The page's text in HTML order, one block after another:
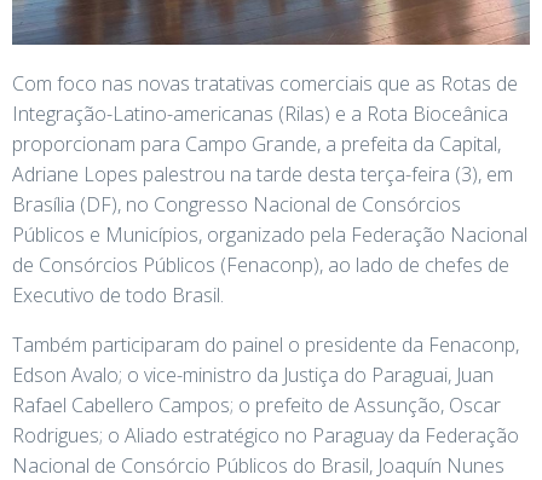
Com foco nas novas tratativas comerciais que as Rotas de
Integração-Latino-americanas (Rilas) e a Rota Bioceânica
proporcionam para Campo Grande, a prefeita da Capital,
Adriane Lopes palestrou na tarde desta terça-feira (3), em
Brasília (DF), no Congresso Nacional de Consórcios
Públicos e Municípios, organizado pela Federação Nacional
de Consórcios Públicos (Fenaconp), ao lado de chefes de
Executivo de todo Brasil.
Também participaram do painel o presidente da Fenaconp,
Edson Avalo; o vice-ministro da Justiça do Paraguai, Juan
Rafael Cabellero Campos; o prefeito de Assunção, Oscar
Rodrigues; o Aliado estratégico no Paraguay da Federação
Nacional de Consórcio Públicos do Brasil, Joaquín Nunes